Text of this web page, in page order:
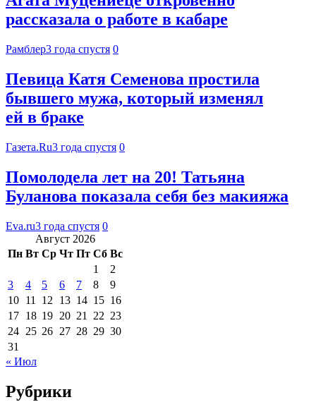
рассказала о работе в кабаре
Рамблер3 года спустя 0
Певица Катя Семенова простила
бывшего мужа, который изменял
ей в браке
Газета.Ru3 года спустя 0
Помолодела лет на 20! Татьяна
Буланова показала себя без макияжа
Eva.ru3 года спустя 0
Август 2026
Пн Вт Ср Чт Пт Сб Вс
1
2
3
4 5 6 7 8
9
10 11 12 13 14 15 16
17 18 19 20 21 22 23
24 25 26 27 28 29 30
31
« Июл
Рубрики